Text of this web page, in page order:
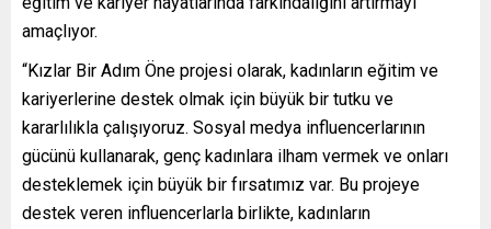
amaçlıyor.
“Kızlar Bir Adım Öne projesi olarak, kadınların eğitim ve
kariyerlerine destek olmak için büyük bir tutku ve
kararlılıkla çalışıyoruz. Sosyal medya influencerlarının
gücünü kullanarak, genç kadınlara ilham vermek ve onları
desteklemek için büyük bir fırsatımız var. Bu projeye
destek veren influencerlarla birlikte, kadınların